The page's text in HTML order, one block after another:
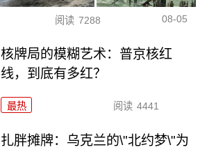
阅读 7288 08-05
核牌局的模糊艺术：普京核红
线，到底有多红？
最热 阅读 4441
扎胖摊牌：乌克兰的\"北约梦\"为